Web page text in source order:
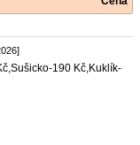
190 Kč,Kuklík-